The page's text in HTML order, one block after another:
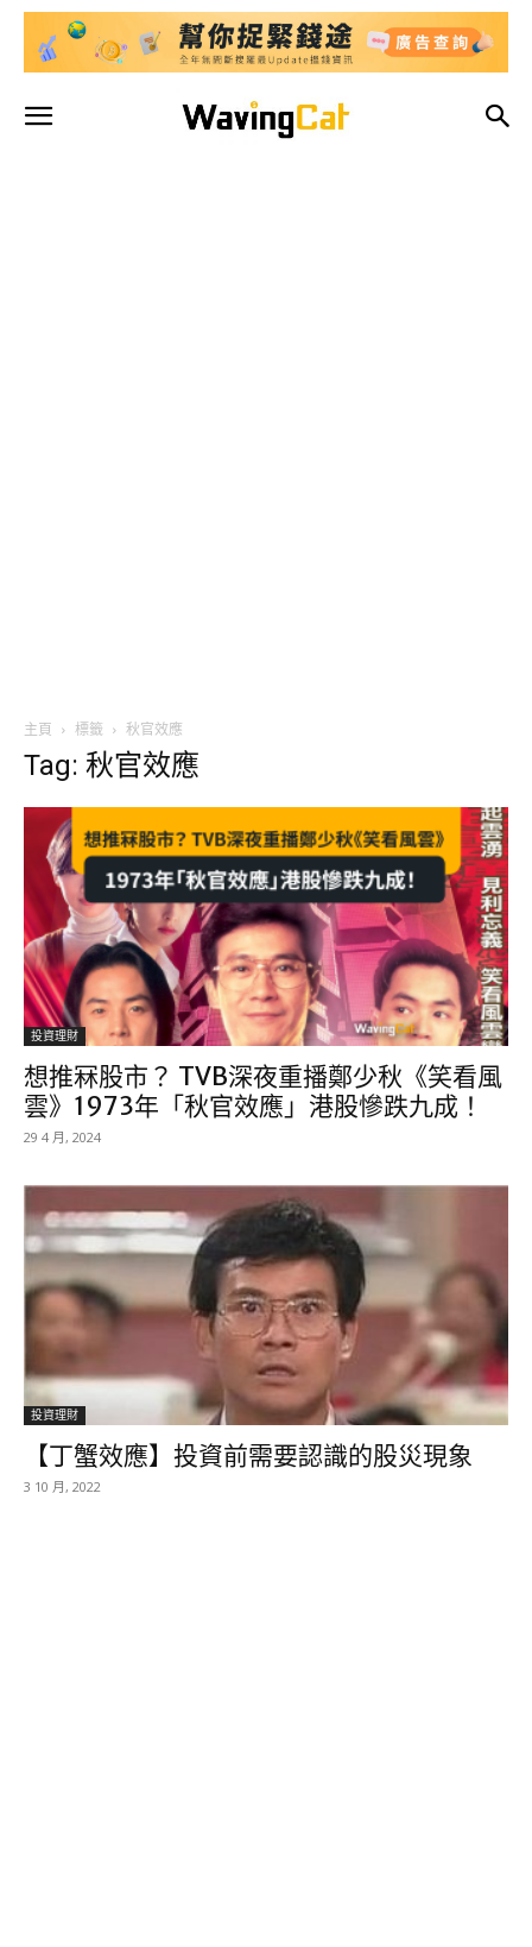
主頁 標籤 秋官效應
Tag: 秋官效應
投資理財
想推冧股市？ TVB深夜重播鄭少秋《笑看風
雲》1973年「秋官效應」港股慘跌九成！
29 4 月, 2024
投資理財
【丁蟹效應】投資前需要認識的股災現象
3 10 月, 2022